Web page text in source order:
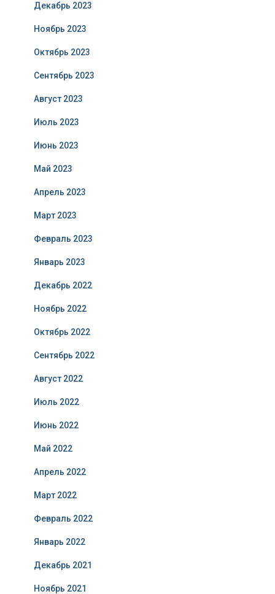
Декабрь 2023
Ноябрь 2023
Октябрь 2023
Сентябрь 2023
Август 2023
Июль 2023
Июнь 2023
Май 2023
Апрель 2023
Март 2023
Февраль 2023
Январь 2023
Декабрь 2022
Ноябрь 2022
Октябрь 2022
Сентябрь 2022
Август 2022
Июль 2022
Июнь 2022
Май 2022
Апрель 2022
Март 2022
Февраль 2022
Январь 2022
Декабрь 2021
Ноябрь 2021